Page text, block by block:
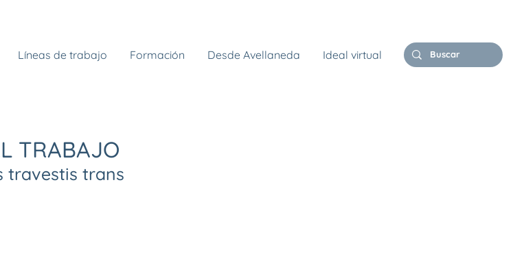
Líneas de trabajo Formación Desde Avellaneda Ideal virtual
TRABAJO
travestis trans